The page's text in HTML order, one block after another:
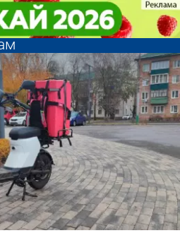
планируют ограничить
по
планируют ограничить
по
курсы
Пензе